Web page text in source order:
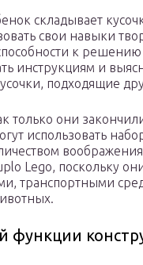
складывает
свои навыки
к
инструкциям и
подходящие
только они
использовать
Lego, поскольку
транспортными
функции